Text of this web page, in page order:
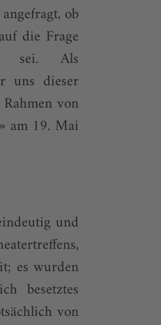
ob
die Frage
sei. Als
uns dieser
von
am 19. Mai
und
es wurden
besetztes
von